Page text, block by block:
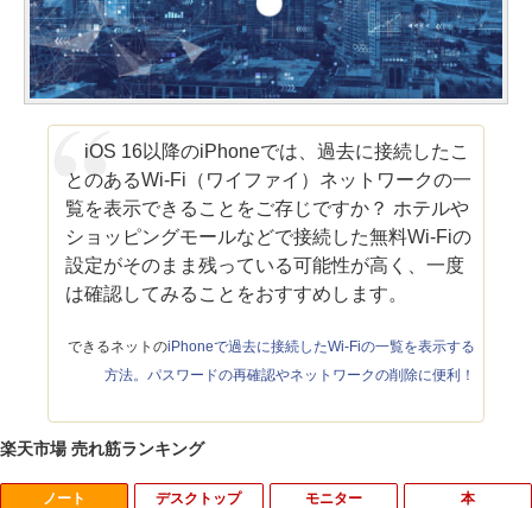
iOS 16以降のiPhoneでは、過去に接続したこ
とのあるWi-Fi（ワイファイ）ネットワークの一
覧を表示できることをご存じですか？ ホテルや
ショッピングモールなどで接続した無料Wi-Fiの
設定がそのまま残っている可能性が高く、一度
は確認してみることをおすすめします。
できるネットのiPhoneで過去に接続したWi-Fiの一覧を表示する
方法。パスワードの再確認やネットワークの削除に便利！
楽天市場 売れ筋ランキング
ノート デスクトップ モニター 本